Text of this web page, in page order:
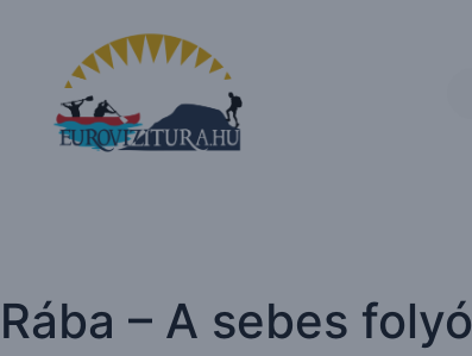
Rába – A sebes folyó